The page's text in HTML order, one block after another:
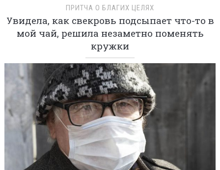
ПРИТЧА О БЛАГИХ ЦЕЛЯХ
Увидела, как свекровь подсыпает что-то в
мой чай, решила незаметно поменять
кружки